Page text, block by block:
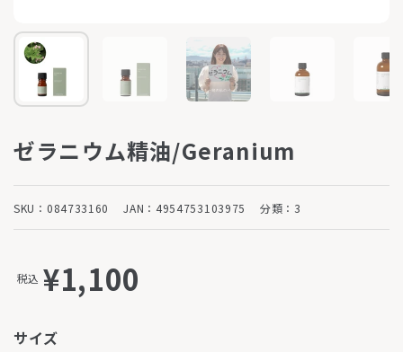
ゼラニウム精油/Geranium
SKU：084733160 JAN：4954753103975 分類：3
税込 ¥1,100
サイズ